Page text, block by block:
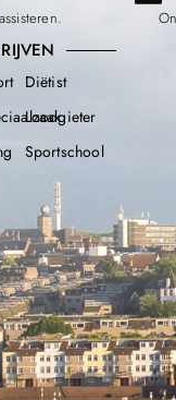
Diëtist
Loodgieter
Sportschool